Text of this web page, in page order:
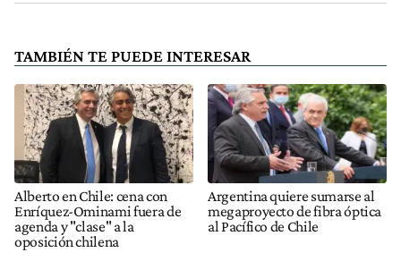
TAMBIÉN TE PUEDE INTERESAR
Alberto en Chile: cena con
Enríquez-Ominami fuera de
agenda y "clase" a la
oposición chilena
Argentina quiere sumarse al
megaproyecto de fibra óptica
al Pacífico de Chile